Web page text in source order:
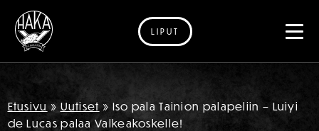
Siirry sisältöön
LIPUT
Etusivu » Uutiset » Iso pala Tainion palapeliin – Luiyi
de Lucas palaa Valkeakoskelle!